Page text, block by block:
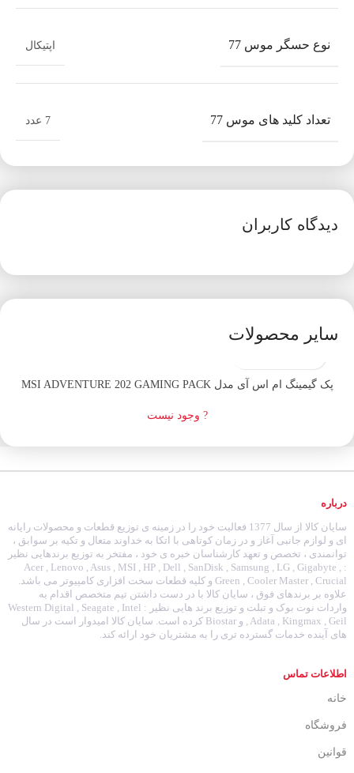
نوع حسگر موس 77 اپتیکال
تعداد کلید های موس 77 7 عدد
دیدگاه کاربران
سایر محصولات
اتمام موجودی
پک گیمینگ ام اس آی مدل MSI ADVENTURE 202 GAMING PACK
? وجود نیست
درباره
سایان کالا از سال 1377 فعالیت خود را در زمینه ی توزیع قطعات و محصولات رایانه
ای و لوازم جانبی آغاز و در زمان کوتاهی با اتکا به خداوند متعال و تکیه بر سوابق ،
توانمندی ، تخصص و تعهد کارشناسان خبره ی خود ، مفتخر به توزیع برندهایی نظیر
: Acer , Lenovo , Asus , MSI , HP , Dell , SanDisk , Samsung , LG , Gigabyte ,
Green , Cooler Master , Crucial و کلیه قطعات سخت افزاری کامپیوتر می باشد.
علاوه بر برندهای فوق ، سایان کالا با در دست داشتن تیم متخصص اقدام به
واردات نوت بوک و تبلت و توزیع برند هایی نظیر : Western Digital , Seagate , Intel
, Adata , Kingmax , Geil و Biostar کرده است. سایان کالا امیدوار است در سال
های آینده خدمات گسترده تری را به مشتریان خود ارائه کند.
اطلاعات تماس
خانه
فروشگاه
قوانین